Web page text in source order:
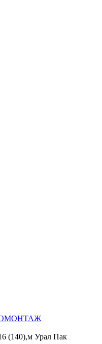
(140),м Урал Пак